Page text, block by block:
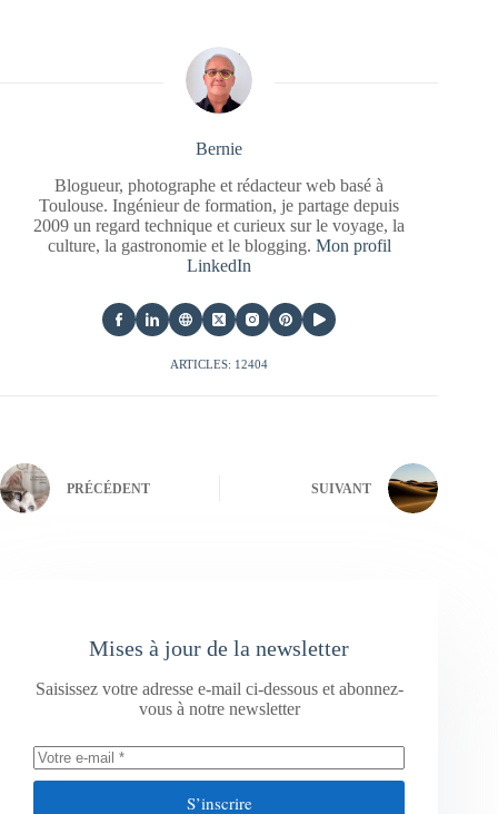
Bernie
Blogueur, photographe et rédacteur web basé à
Toulouse. Ingénieur de formation, je partage depuis
2009 un regard technique et curieux sur le voyage, la
culture, la gastronomie et le blogging. Mon profil
LinkedIn
ARTICLES: 12404
PRÉCÉDENT SUIVANT
Mises à jour de la newsletter
Saisissez votre adresse e-mail ci-dessous et abonnez-
vous à notre newsletter
S’inscrire